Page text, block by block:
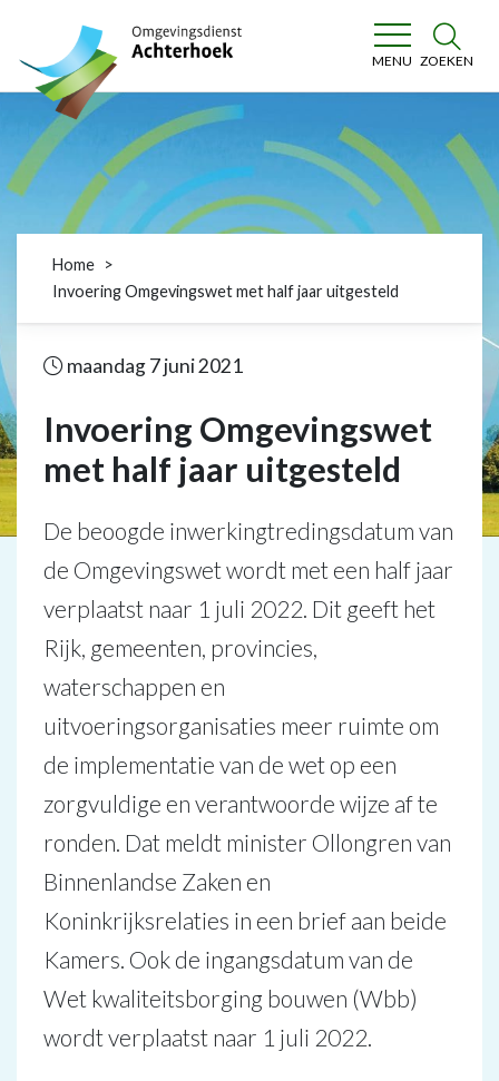
Omgevingsdienst Achterhoek
MENU ZOEKEN
Home
Invoering Omgevingswet met half jaar uitgesteld
maandag 7 juni 2021
Invoering Omgevingswet
met half jaar uitgesteld
De beoogde inwerkingtredingsdatum van
de Omgevingswet wordt met een half jaar
verplaatst naar 1 juli 2022. Dit geeft het
Rijk, gemeenten, provincies,
waterschappen en
uitvoeringsorganisaties meer ruimte om
de implementatie van de wet op een
zorgvuldige en verantwoorde wijze af te
ronden. Dat meldt minister Ollongren van
Binnenlandse Zaken en
Koninkrijksrelaties in een brief aan beide
Kamers. Ook de ingangsdatum van de
Wet kwaliteitsborging bouwen (Wbb)
wordt verplaatst naar 1 juli 2022.